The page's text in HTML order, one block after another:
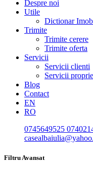
Despre noi
Utile
Dictionar
Trimite
Trimite cerere
Trimite oferta
Servicii
Servicii clienti
Servicii
Blog
Contact
EN
RO
0745649525
Filtru Avansat